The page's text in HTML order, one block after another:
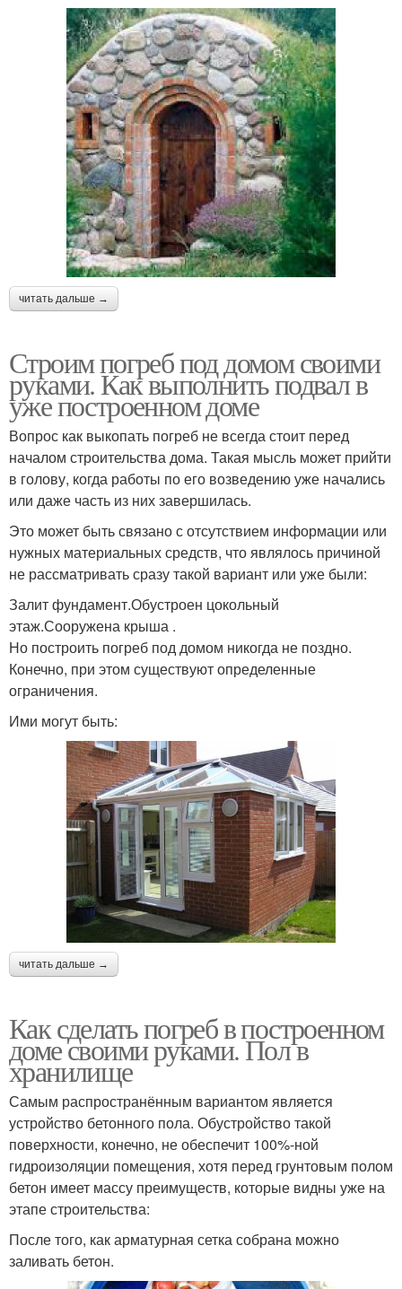
читать дальше →
Строим погреб под домом своими
руками. Как выполнить подвал в
уже построенном доме
Вопрос как выкопать погреб не всегда стоит перед
началом строительства дома. Такая мысль может прийти
в голову, когда работы по его возведению уже начались
или даже часть из них завершилась.
Это может быть связано с отсутствием информации или
нужных материальных средств, что являлось причиной
не рассматривать сразу такой вариант или уже были:
Залит фундамент.Обустроен цокольный
этаж.Сооружена крыша .
Но построить погреб под домом никогда не поздно.
Конечно, при этом существуют определенные
ограничения.
Ими могут быть:
читать дальше →
Как сделать погреб в построенном
доме своими руками. Пол в
хранилище
Самым распространённым вариантом является
устройство бетонного пола. Обустройство такой
поверхности, конечно, не обеспечит 100%-ной
гидроизоляции помещения, хотя перед грунтовым полом
бетон имеет массу преимуществ, которые видны уже на
этапе строительства:
После того, как арматурная сетка собрана можно
заливать бетон.